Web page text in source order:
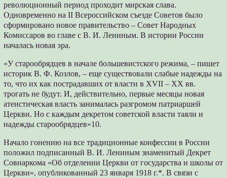
революционный период проходит мирская слава.
Одновременно на II Всероссийском съезде Советов было
сформировано новое правительство – Совет Народных
Комиссаров во главе с В. И. Лениным. В истории России
началась новая эра.
«У старообрядцев в начале большевистского режима, – пишет
историк В. Ф. Козлов, – еще существовали слабые надежды на
то, что их как пострадавших от власти в XVII – XX вв.
трогать не будут. И, действительно, первые месяцы новая
атеистическая власть занималась разгромом патриаршей
Церкви. Но с каждым декретом советской власти таяли и
надежды старообрядцев»10.
Начало гонению на все традиционные конфессии в России
положил подписанный В. И. Лениным знаменитый Декрет
Совнаркома «Об отделении Церкви от государства и школы от
Церкви», опубликованный 23 января 1918 г.*. В связи с